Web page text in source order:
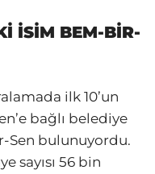
İSİM BEM-BİR-
ilk 10’un
bağlı belediye
Sen bulunuyordu.
sayısı 56 bin